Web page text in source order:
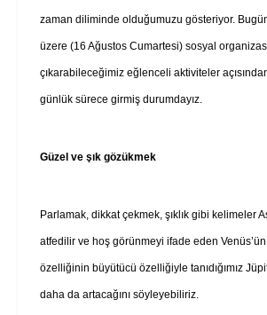
zaman diliminde olduğumuzu gösteriyor.
üzere (16 Ağustos Cumartesi) sosyal
çıkarabileceğimiz eğlenceli aktiviteler
günlük sürece girmiş durumdayız.
Güzel ve şık gözükmek
Parlamak, dikkat çekmek, şıklık gibi kelimeler
atfedilir ve hoş görünmeyi ifade eden
özelliğinin büyütücü özelliğiyle tanıdığımız
daha da artacağını söyleyebiliriz.